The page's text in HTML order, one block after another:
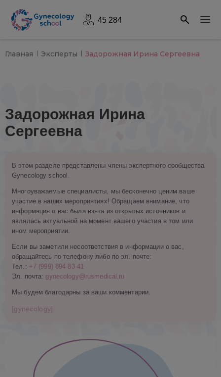
45 284
Главная Эксперты Задорожная Ирина Сергеевна
Задорожная Ирина
Сергеевна
В этом разделе представлены члены экспертного сообщества
Gynecology school.
Многоуважаемые специалисты, мы бесконечно ценим ваше
участие в наших мероприятиях! Обращаем внимание, что
информация о вас была взята из открытых источников и
являлась актуальной на момент вашего участия в том или
ином мероприятии.
Если вы заметили несоответствия в информации о вас,
обращайтесь по телефону либо по эл. почте:
Тел.: +7 (999) 894-83-41
Эл. почта: gynecology@rusmedical.ru
Мы будем благодарны за ваши комментарии.
[gynecology]